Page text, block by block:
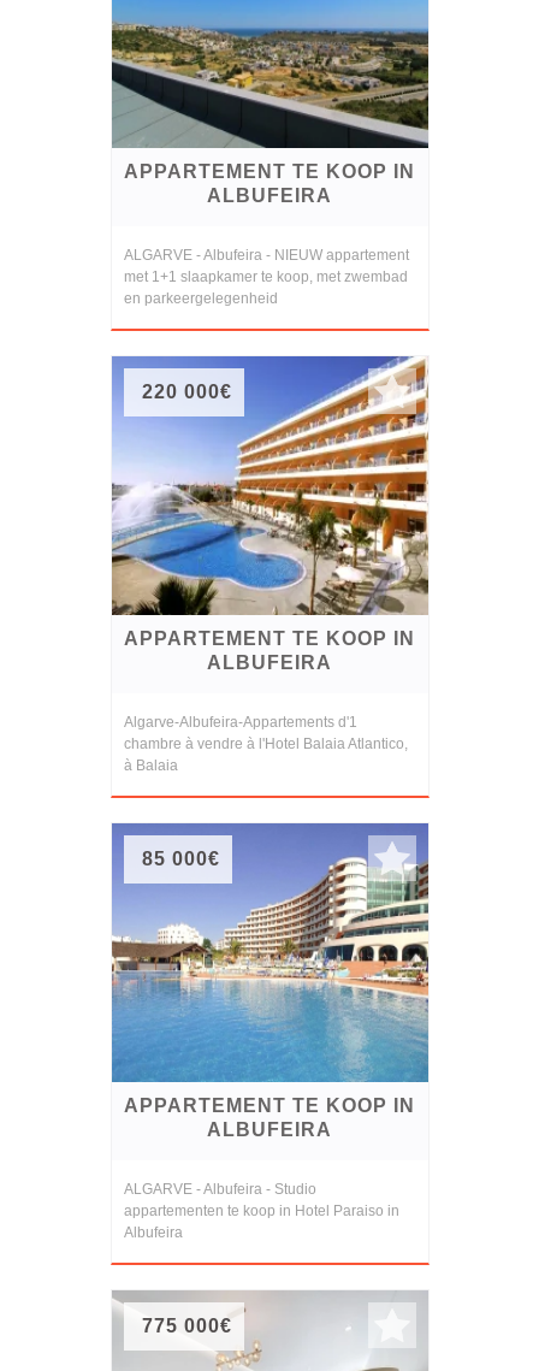
APPARTEMENT TE KOOP IN
ALBUFEIRA
ALGARVE - Albufeira - NIEUW appartement
met 1+1 slaapkamer te koop, met zwembad
en parkeergelegenheid
220 000€
APPARTEMENT TE KOOP IN
ALBUFEIRA
Algarve-Albufeira-Appartements d'1
chambre à vendre à l'Hotel Balaia Atlantico,
à Balaia
85 000€
APPARTEMENT TE KOOP IN
ALBUFEIRA
ALGARVE - Albufeira - Studio
appartementen te koop in Hotel Paraiso in
Albufeira
775 000€